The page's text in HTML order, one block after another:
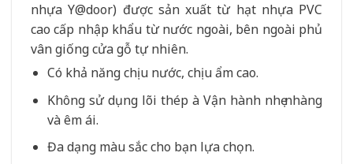
nhựa Y@door) được sản xuất từ hạt nhựa PVC
cao cấp nhập khẩu từ nước ngoài, bên ngoài phủ
vân giống cửa gỗ tự nhiên.
Có khả năng chịu nước, chịu ẩm cao.
Không sử dụng lõi thép à Vận hành nhẹ nhàng
và êm ái.
Đa dạng màu sắc cho bạn lựa chọn.